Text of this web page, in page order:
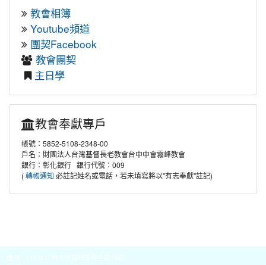
教會相簿
Youtube頻道
團契Facebook
教會團契
主日學
教會奉獻專戶
帳號：5852-5108-2348-00
戶名：財團法人台灣基督長老教會台中中會霧峰教會
銀行：彰化銀行 銀行代號：009
( 轉帳通知 必註記姓名或電話，若未填寫將以"有志奉獻"註記)
地 址：(41343) 台中市霧峰區民生路58號